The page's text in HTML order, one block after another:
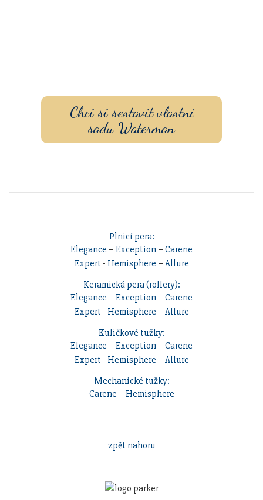
Chci si sestavit vlastní
sadu Waterman
Plnicí pera:
Elegance – Exception – Carene
Expert - Hemisphere – Allure
Keramická pera (rollery):
Elegance – Exception – Carene
Expert - Hemisphere – Allure
Kuličkové tužky:
Elegance – Exception – Carene
Expert - Hemisphere – Allure
Mechanické tužky:
Carene – Hemisphere
zpět nahoru